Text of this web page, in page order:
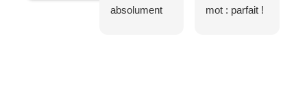
absolument
mot : parfait !